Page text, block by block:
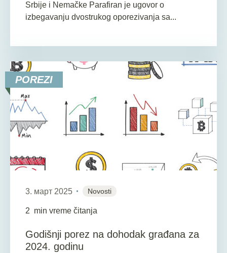
Srbije i Nemačke Parafiran je ugovor o
izbegavanju dvostrukog oporezivanja sa...
POREZI
3. март 2025 Novosti
2 min vreme čitanja
Godišnji porez na dohodak građana za
2024. godinu